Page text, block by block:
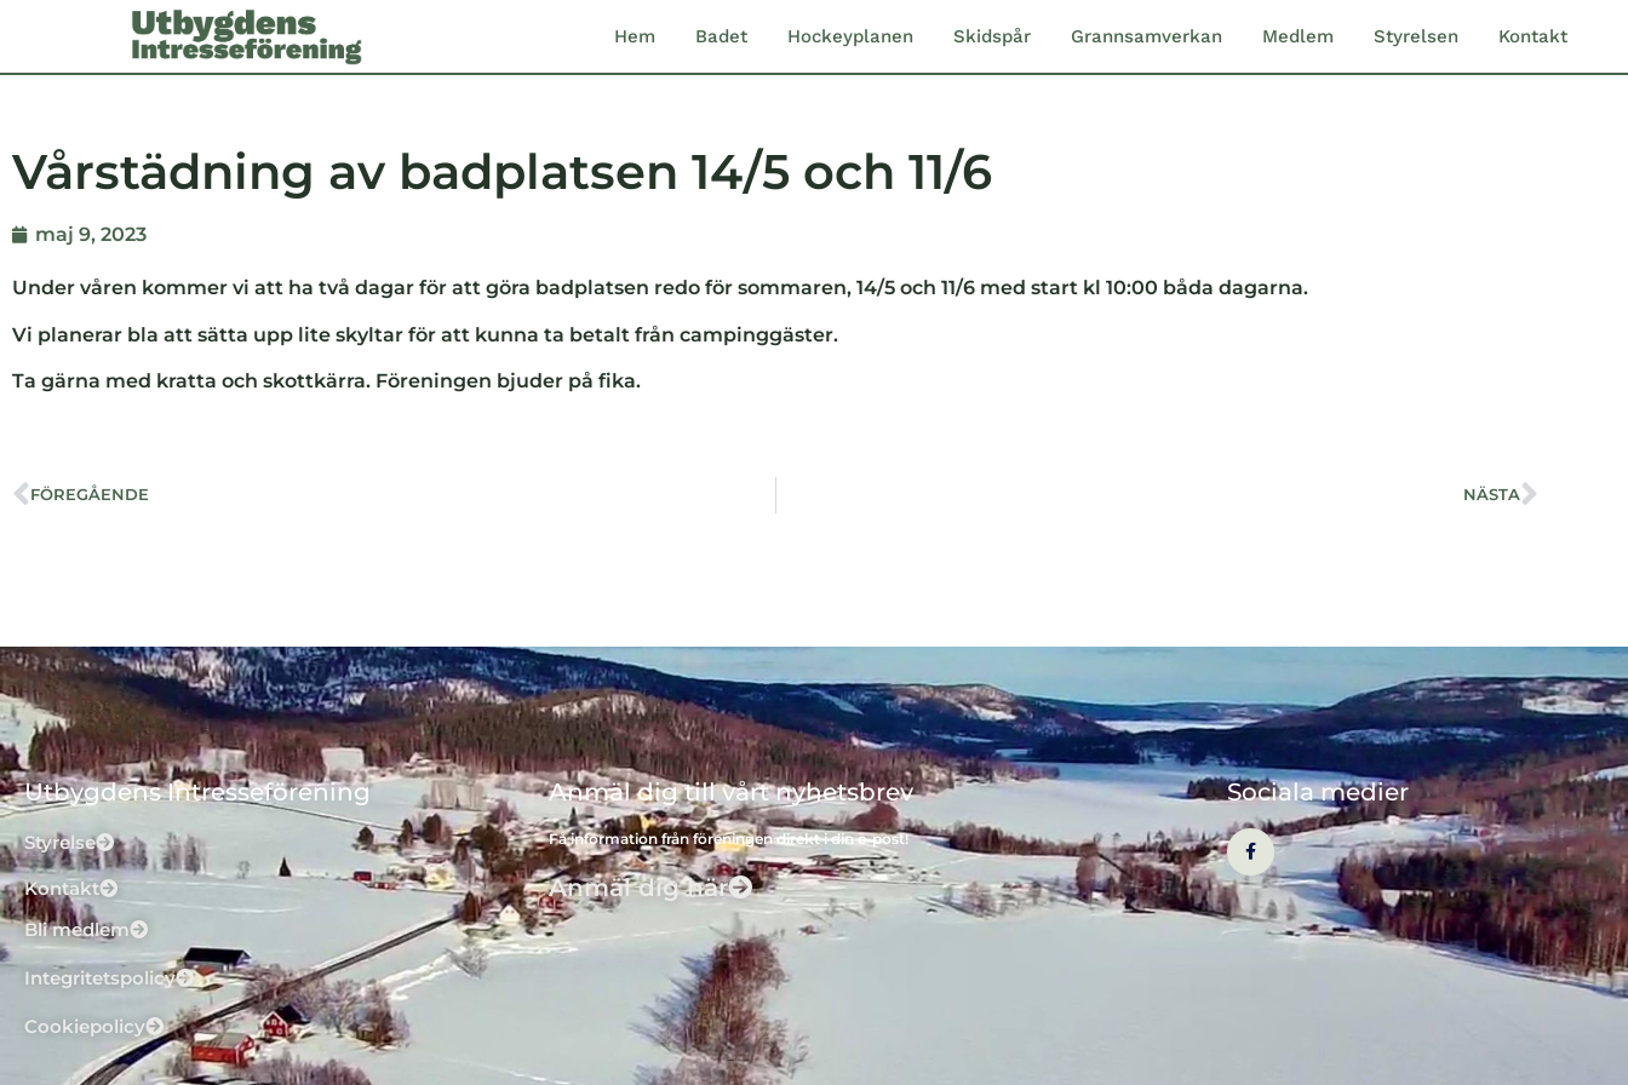
Hem Badet Hockeyplanen Skidspår Grannsamverkan Medlem Styrelsen Kontakt
Vårstädning av badplatsen 14/5 och 11/6
maj 9, 2023
Under våren kommer vi att ha två dagar för att göra badplatsen redo för sommaren, 14/5 och 11/6 med start kl 10:00 båda dagarna.
Vi planerar bla att sätta upp lite skyltar för att kunna ta betalt från campinggäster.
Ta gärna med kratta och skottkärra. Föreningen bjuder på fika.
FÖREGÅENDE NÄSTA
Utbygdens Intresseförening
Styrelse
Kontakt
Bli medlem
Integritetspolicy
Cookiepolicy
Anmäl dig till vårt nyhetsbrev
Få information från föreningen direkt i din e-post!
Anmäl dig här
Sociala medier